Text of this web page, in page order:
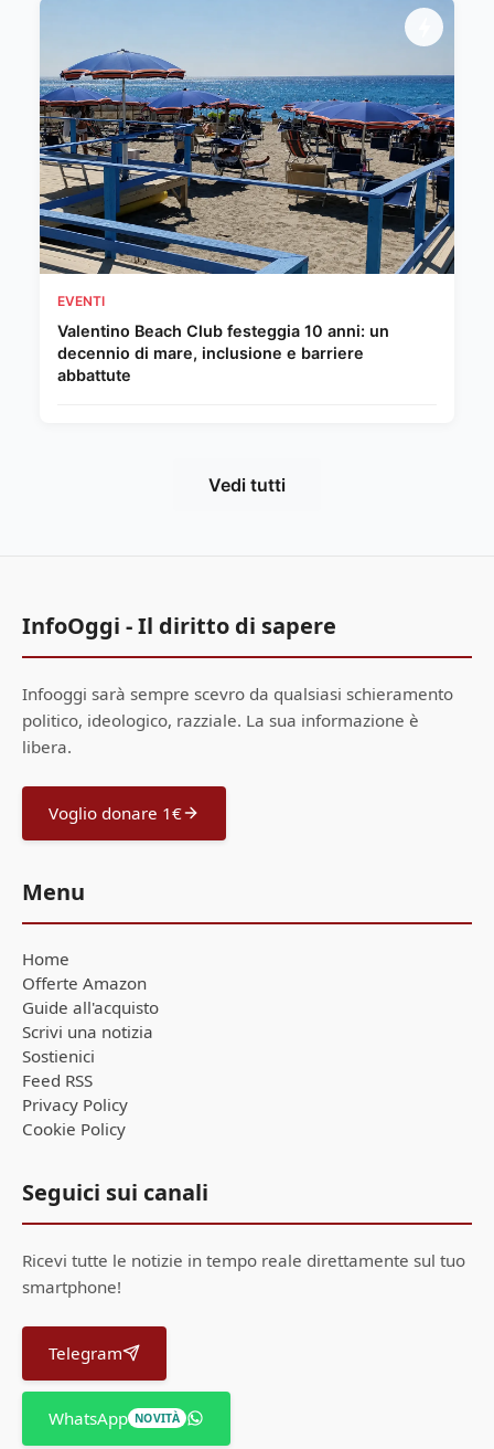
EVENTI
Valentino Beach Club festeggia 10 anni: un
decennio di mare, inclusione e barriere
abbattute
Vedi tutti
InfoOggi - Il diritto di sapere
Infooggi sarà sempre scevro da qualsiasi schieramento
politico, ideologico, razziale. La sua informazione è
libera.
Voglio donare 1€
Menu
Home
Offerte Amazon
Guide all'acquisto
Scrivi una notizia
Sostienici
Feed RSS
Privacy Policy
Cookie Policy
Seguici sui canali
Ricevi tutte le notizie in tempo reale direttamente sul tuo
smartphone!
Telegram
WhatsApp NOVITÀ